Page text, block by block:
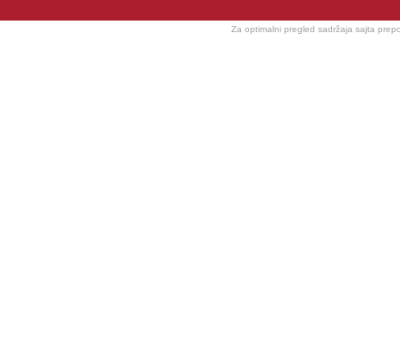
Za optimalni pregled sadržaja sajta